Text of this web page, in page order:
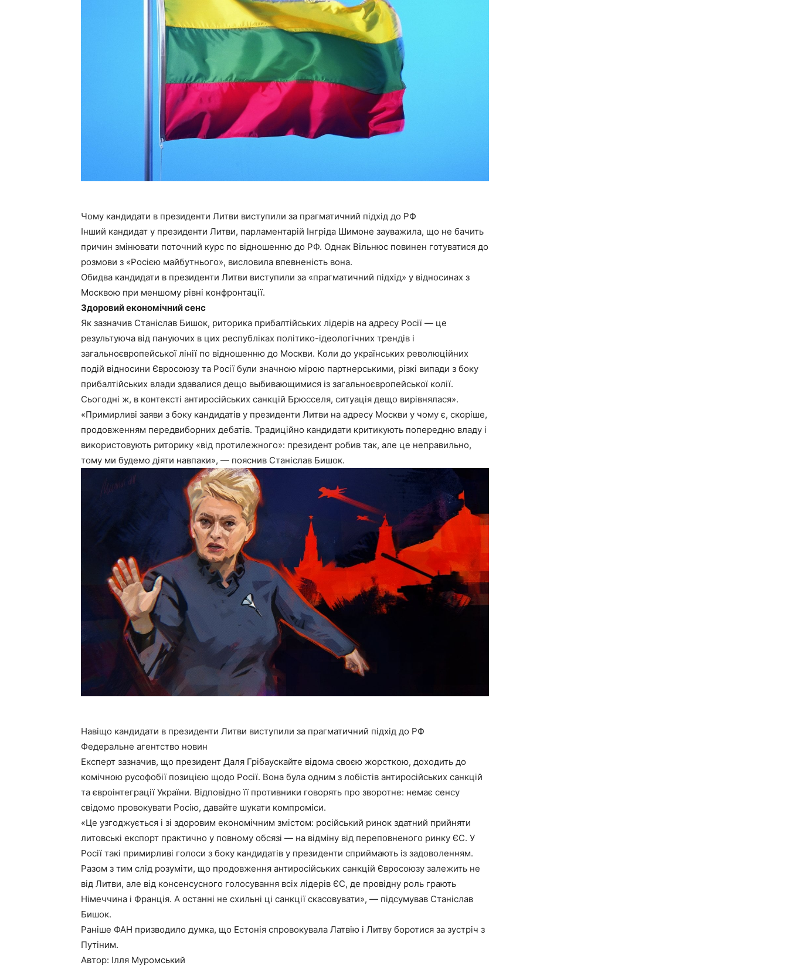
Чому кандидати в президенти Литви виступили за прагматичний підхід до РФ
Інший кандидат у президенти Литви, парламентарій Інгріда Шимоне зауважила, що не бачить
причин змінювати поточний курс по відношенню до РФ. Однак Вільнюс повинен готуватися до
розмови з «Росією майбутнього», висловила впевненість вона.
Обидва кандидати в президенти Литви виступили за «прагматичний підхід» у відносинах з
Москвою при меншому рівні конфронтації.
Здоровий економічний сенс
Як зазначив Станіслав Бишок, риторика прибалтійських лідерів на адресу Росії — це
результуюча від пануючих в цих республіках політико-ідеологічних трендів і
загальноєвропейської лінії по відношенню до Москви. Коли до українських революційних
подій відносини Євросоюзу та Росії були значною мірою партнерськими, різкі випади з боку
прибалтійських влади здавалися дещо выбивающимися із загальноєвропейської колії.
Сьогодні ж, в контексті антиросійських санкцій Брюсселя, ситуація дещо вирівнялася».
«Примирливі заяви з боку кандидатів у президенти Литви на адресу Москви у чому є, скоріше,
продовженням передвиборних дебатів. Традиційно кандидати критикують попередню владу і
використовують риторику «від протилежного»: президент робив так, але це неправильно,
тому ми будемо діяти навпаки», — пояснив Станіслав Бишок.
Навіщо кандидати в президенти Литви виступили за прагматичний підхід до РФ
Федеральне агентство новин
Експерт зазначив, що президент Даля Грібаускайте відома своєю жорсткою, доходить до
комічною русофобії позицією щодо Росії. Вона була одним з лобістів антиросійських санкцій
та євроінтеграції України. Відповідно її противники говорять про зворотне: немає сенсу
свідомо провокувати Росію, давайте шукати компроміси.
«Це узгоджується і зі здоровим економічним змістом: російський ринок здатний прийняти
литовські експорт практично у повному обсязі — на відміну від переповненого ринку ЄС. У
Росії такі примирливі голоси з боку кандидатів у президенти сприймають із задоволенням.
Разом з тим слід розуміти, що продовження антиросійських санкцій Євросоюзу залежить не
від Литви, але від консенсусного голосування всіх лідерів ЄС, де провідну роль грають
Німеччина і Франція. А останні не схильні ці санкції скасовувати», — підсумував Станіслав
Бишок.
Раніше ФАН призводило думка, що Естонія спровокувала Латвію і Литву боротися за зустріч з
Путіним.
Автор: Ілля Муромський